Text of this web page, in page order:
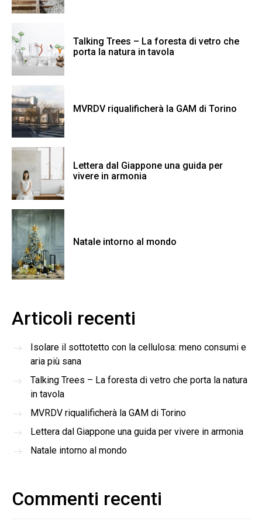
Talking Trees – La foresta di vetro che
porta la natura in tavola
MVRDV riqualificherà la GAM di Torino
Lettera dal Giappone una guida per
vivere in armonia
Natale intorno al mondo
Articoli recenti
Isolare il sottotetto con la cellulosa: meno consumi e
aria più sana
Talking Trees – La foresta di vetro che porta la natura
in tavola
MVRDV riqualificherà la GAM di Torino
Lettera dal Giappone una guida per vivere in armonia
Natale intorno al mondo
Commenti recenti